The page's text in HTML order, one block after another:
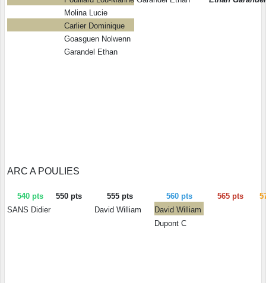
Molina Lucie
Carlier Dominique
Goasguen Nolwenn
Garandel Ethan
ARC A POULIES
540 pts 550 pts 555 pts 560 pts 565 pts
SANS Didier
David William
David William
Dupont C